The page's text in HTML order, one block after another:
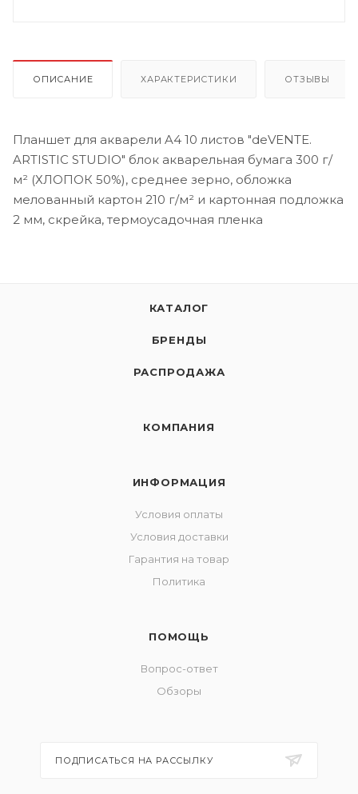
ОПИСАНИЕ ХАРАКТЕРИСТИКИ ОТЗЫВЫ
Планшет для акварели A4 10 листов "deVENTE.
ARTISTIC STUDIO" блок акварельная бумага 300 г/
м² (ХЛОПОК 50%), среднее зерно, обложка
мелованный картон 210 г/м² и картонная подложка
2 мм, скрейка, термоусадочная пленка
КАТАЛОГ
БРЕНДЫ
РАСПРОДАЖА
КОМПАНИЯ
ИНФОРМАЦИЯ
Условия оплаты
Условия доставки
Гарантия на товар
Политика
ПОМОЩЬ
Вопрос-ответ
Обзоры
ПОДПИСАТЬСЯ НА РАССЫЛКУ